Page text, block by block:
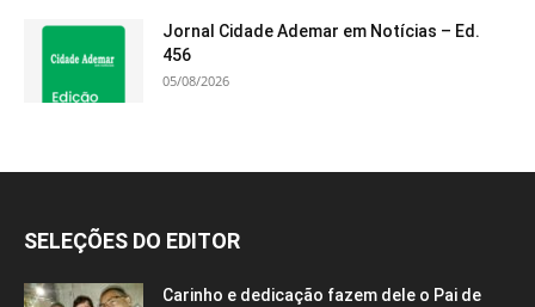
Jornal Cidade Ademar em Notícias – Ed.
456
05/08/2026
SELEÇÕES DO EDITOR
Carinho e dedicação fazem dele o Pai de